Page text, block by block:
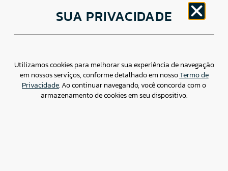
Av. Brigadeiro Faria Lima, 1779 – 5oAndar Jardim
Paulistano, São Paulo/ SP – CEP: 01452-914
Assessoria de imprensa: imprensa@csdbr.com
SUA PRIVACIDADE
Utilizamos cookies para melhorar sua experiência de navegação
em nossos serviços, conforme detalhado em nossoTermo de
Privacidade. Ao continuar navegando, você concorda com o
armazenamento de cookies em seu dispositivo.